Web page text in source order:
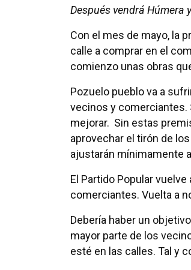
Después vendrá Húmera
Con el mes de mayo, la
calle a comprar en el
comienzo unas obras
Pozuelo pueblo va a
vecinos y comerciantes.
mejorar. Sin estas
aprovechar el tirón de
ajustarán mínimamente
El Partido Popular
comerciantes. Vuelta a
Debería haber un
mayor parte de los
esté en las calles. Tal y